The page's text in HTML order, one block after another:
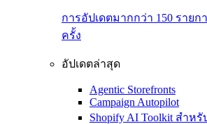
การอัปเดตมากกว่า 150 รายก
ครั้ง
อัปเดตล่าสุด
Agentic Storefronts
Campaign Autopilot
Shopify AI Toolkit สำห